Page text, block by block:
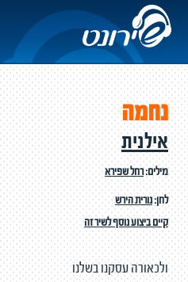
נחמה
אילנית
מילים:רחל שפירא
לחן:נורית הירש
קיים ביצוע נוסף לשיר זה
ולכאורה עסקנו בשלנו